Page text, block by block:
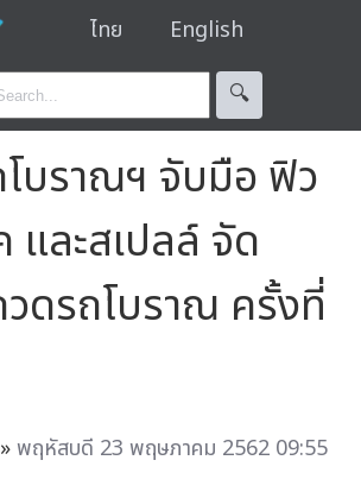
ไทย English
🔍︎
บราณฯ จับมือ ฟิว
และสเปลล์ จัด
วดรถโบราณ ครั้งที่
»พฤหัสบดี 23 พฤษภาคม 2562 09:55